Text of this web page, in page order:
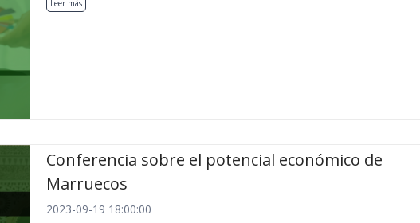
Leer más
Conferencia sobre el potencial económico de
Marruecos
2023-09-19 18:00:00